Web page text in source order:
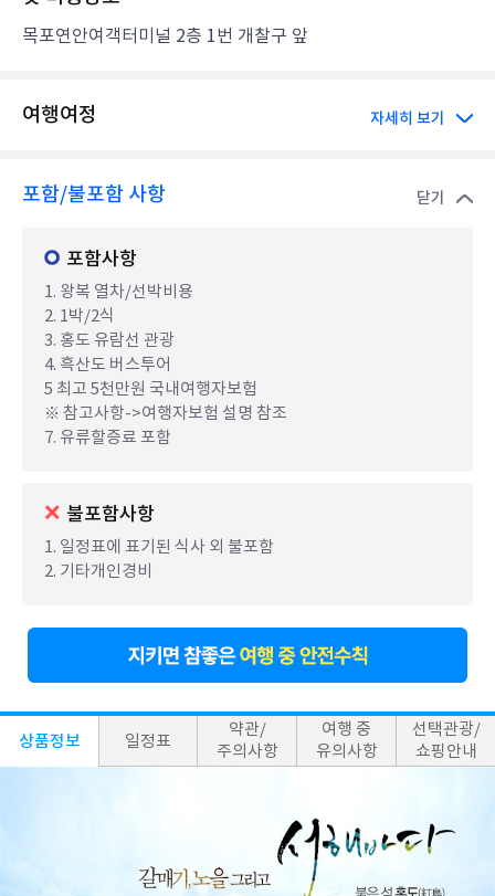
목포연안여객터미널 2층 1번 개찰구 앞
여행여정 자세히 보기
포함/불포함 사항 닫기
포함사항
1. 왕복 열차/선박비용
2. 1박/2식
3. 홍도 유람선 관광
4. 흑산도 버스투어
5 최고 5천만원 국내여행자보험
※ 참고사항->여행자보험 설명 참조
7. 유류할증료 포함
불포함사항
1. 일정표에 표기된 식사 외 불포함
2. 기타개인경비
상품정보 일정표
약관/
주의사항
여행 중
유의사항
선택관광/
쇼핑안내